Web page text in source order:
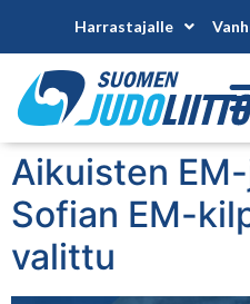
Harrastajalle
Aikuisten
Sofian EM-
valittu